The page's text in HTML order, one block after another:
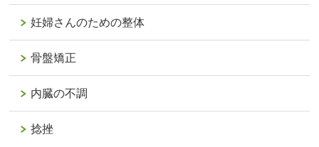
妊婦さんのための整体
骨盤矯正
内臓の不調
捻挫